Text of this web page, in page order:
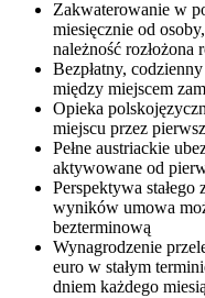
Zakwaterowanie w
miesięcznie od
należność
Bezpłatny,
między miejscem
Opieka
miejscu przez
Pełne austriackie
aktywowane od
Perspektywa
wyników umowa
bezterminową
Wynagrodzenie
euro w stałym
dniem każdego